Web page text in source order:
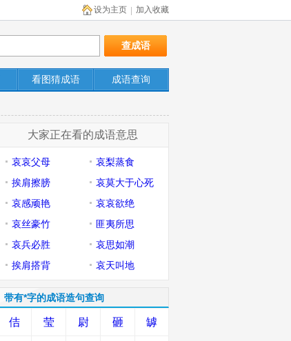
加入收藏
设为主页
看图猜成语 成语查询
大家正在看的成语意思
哀哀父母
哀梨蒸食
挨肩擦膀
哀莫大于心死
哀感顽艳
哀哀欲绝
哀丝豪竹
匪夷所思
哀兵必胜
哀思如潮
挨肩搭背
哀天叫地
带有*字的成语造句查询
佶 莹 尉 砸 罅